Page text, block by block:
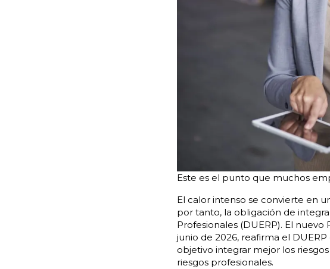
Este es el punto que muchos
El calor intenso se convierte en
por tanto, la obligación de
Profesionales (DUERP). El
junio de 2026, reafirma el
objetivo integrar mejor los
riesgos profesionales.